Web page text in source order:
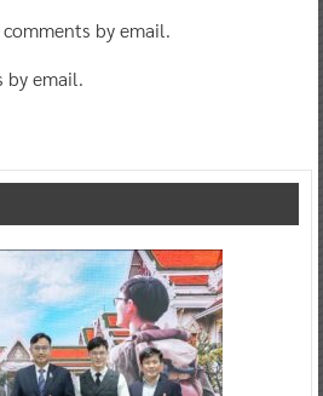
by email.
by email.